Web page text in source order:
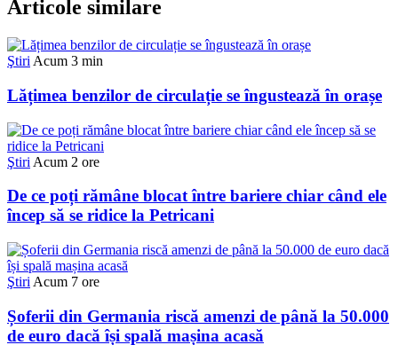
Articole similare
Ştiri Acum 3 min
Lățimea benzilor de circulație se îngustează în orașe
Ştiri Acum 2 ore
De ce poți rămâne blocat între bariere chiar când ele
încep să se ridice la Petricani
Ştiri Acum 7 ore
Șoferii din Germania riscă amenzi de până la 50.000
de euro dacă își spală mașina acasă